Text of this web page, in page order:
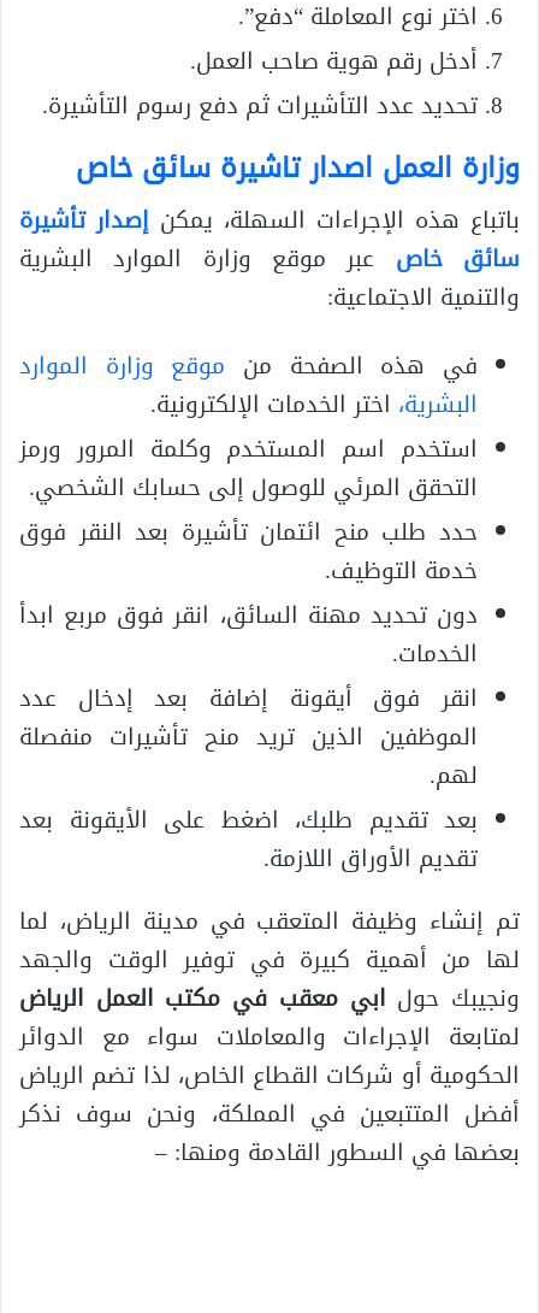
اختر نوع المعاملة “دفع”.
أدخل رقم هوية صاحب العمل.
تحديد عدد التأشيرات ثم دفع رسوم التأشيرة.
وزارة العمل اصدار تاشيرة سائق خاص
باتباع هذه الإجراءات السهلة، يمكن إصدار تأشيرة
سائق خاص عبر موقع وزارة الموارد البشرية
والتنمية الاجتماعية:
في هذه الصفحة من موقع وزارة الموارد
البشرية، اختر الخدمات الإلكترونية.
استخدم اسم المستخدم وكلمة المرور ورمز
التحقق المرئي للوصول إلى حسابك الشخصي.
حدد طلب منح ائتمان تأشيرة بعد النقر فوق
خدمة التوظيف.
دون تحديد مهنة السائق، انقر فوق مربع ابدأ
الخدمات.
انقر فوق أيقونة إضافة بعد إدخال عدد
الموظفين الذين تريد منح تأشيرات منفصلة
لهم.
بعد تقديم طلبك، اضغط على الأيقونة بعد
تقديم الأوراق اللازمة.
تم إنشاء وظيفة المتعقب في مدينة الرياض، لما
لها من أهمية كبيرة في توفير الوقت والجهد
ونجيبك حول ابي معقب في مكتب العمل الرياض
لمتابعة الإجراءات والمعاملات سواء مع الدوائر
الحكومية أو شركات القطاع الخاص، لذا تضم الرياض
أفضل المتتبعين في المملكة، ونحن سوف نذكر
بعضها في السطور القادمة ومنها: –